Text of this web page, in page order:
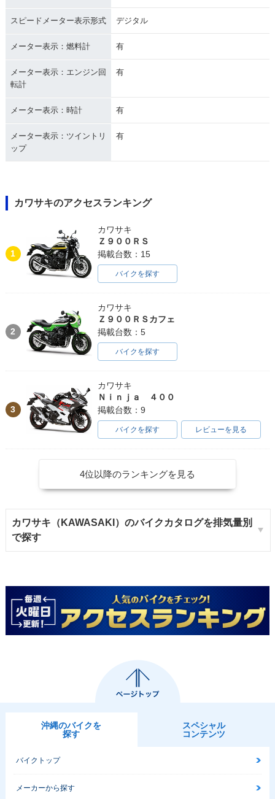
スピードメーター表示形式 デジタル
メーター表示：燃料計 有
メーター表示：エンジン回
転計
有
メーター表示：時計 有
メーター表示：ツイントリ
ップ
有
カワサキのアクセスランキング
1
カワサキ
Ｚ９００ＲＳ
掲載台数：15
バイクを探す
2
カワサキ
Ｚ９００ＲＳカフェ
掲載台数：5
バイクを探す
3
カワサキ
Ｎｉｎｊａ ４００
掲載台数：9
バイクを探す レビューを見る
4位以降のランキングを見る
カワサキ（KAWASAKI）のバイクカタログを排気量別
で探す
沖縄のバイクを
探す
スペシャル
コンテンツ
バイクトップ
メーカーから探す